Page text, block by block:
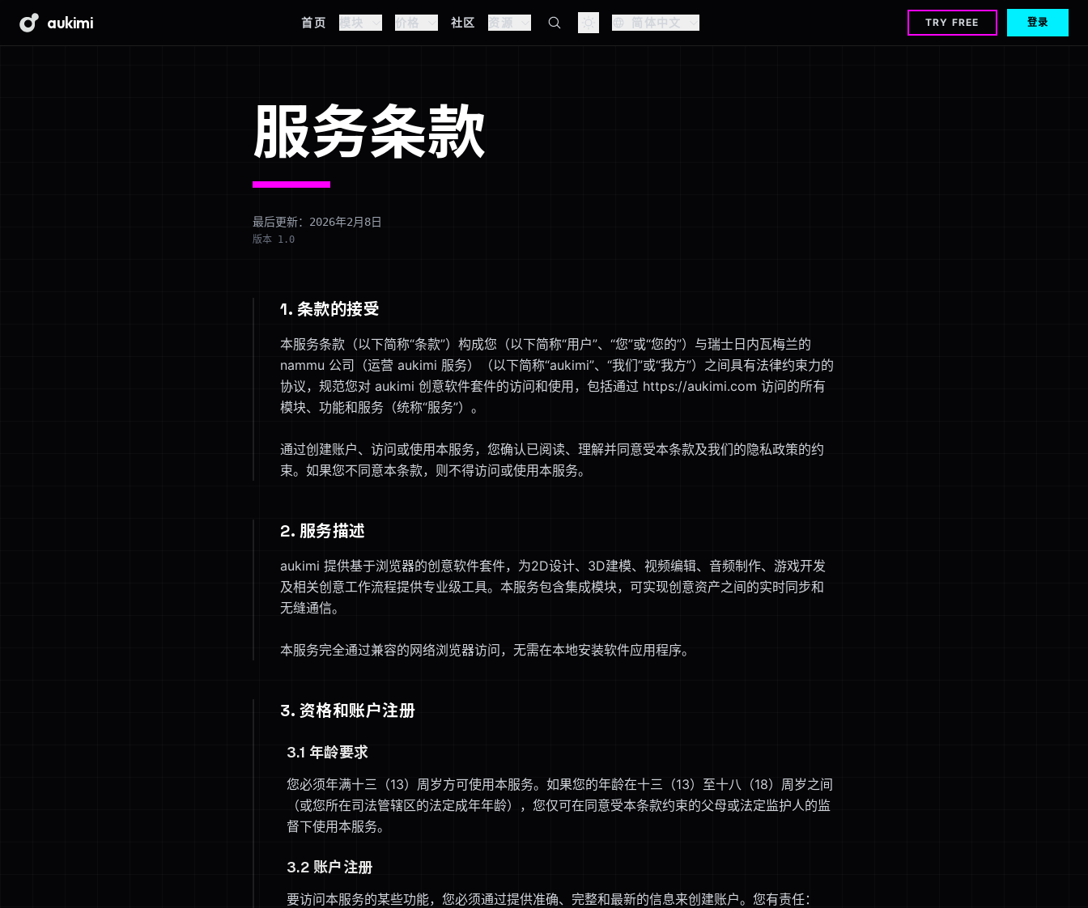
aukimi 首页 模块 价格 社区 资源 简体中文 TRY FREE 登录
服务条款
最后更新：2026年2月8日
版本 1.0
1. 条款的接受
本服务条款（以下简称“条款”）构成您（以下简称“用户”、“您”或“您的”）与瑞士日内瓦梅兰的
nammu 公司（运营 aukimi 服务）（以下简称“aukimi”、“我们”或“我方”）之间具有法律约束力的
协议，规范您对 aukimi 创意软件套件的访问和使用，包括通过 https://aukimi.com 访问的所有
模块、功能和服务（统称“服务”）。
通过创建账户、访问或使用本服务，您确认已阅读、理解并同意受本条款及我们的隐私政策的约
束。如果您不同意本条款，则不得访问或使用本服务。
2. 服务描述
aukimi 提供基于浏览器的创意软件套件，为2D设计、3D建模、视频编辑、音频制作、游戏开发
及相关创意工作流程提供专业级工具。本服务包含集成模块，可实现创意资产之间的实时同步和
无缝通信。
本服务完全通过兼容的网络浏览器访问，无需在本地安装软件应用程序。
3. 资格和账户注册
3.1 年龄要求
您必须年满十三（13）周岁方可使用本服务。如果您的年龄在十三（13）至十八（18）周岁之间
（或您所在司法管辖区的法定成年年龄），您仅可在同意受本条款约束的父母或法定监护人的监
督下使用本服务。
3.2 账户注册
要访问本服务的某些功能，您必须通过提供准确、完整和最新的信息来创建账户。您有责任：